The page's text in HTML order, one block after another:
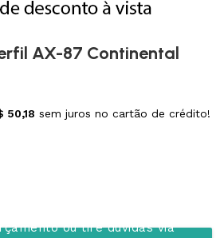
AX-87 Continental
50,18 sem juros no cartão de crédito!
ou tire dúvidas via